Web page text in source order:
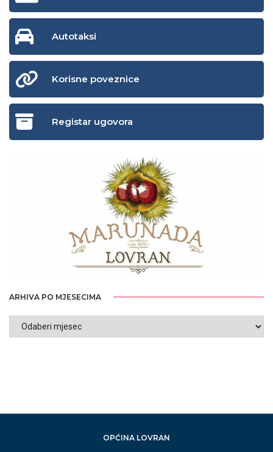
Autotaksi
Korisne poveznice
Registar ugovora
ARHIVA PO MJESECIMA
ARHIVA
PO
OPĆINA LOVRAN